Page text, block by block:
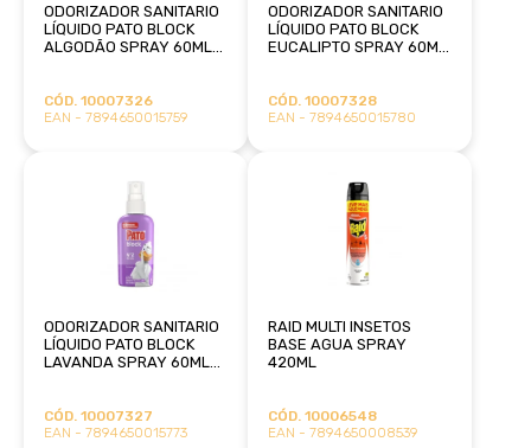
ODORIZADOR SANITARIO
LÍQUIDO PATO BLOCK
ALGODÃO SPRAY 60ML
CÓD. 10007326
EAN - 7894650015759
ODORIZADOR SANITARIO
LÍQUIDO PATO BLOCK
EUCALIPTO SPRAY 60ML
CÓD. 10007328
EAN - 7894650015780
ODORIZADOR SANITARIO
LÍQUIDO PATO BLOCK
LAVANDA SPRAY 60ML
CÓD. 10007327
EAN - 7894650015773
RAID MULTI INSETOS
BASE AGUA SPRAY
420ML
CÓD. 10006548
EAN - 7894650008539